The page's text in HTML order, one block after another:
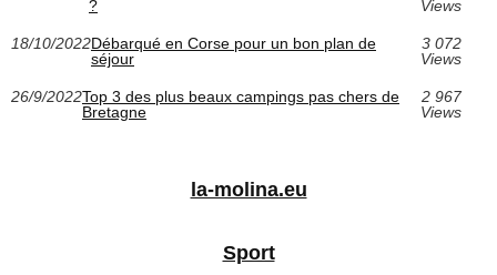
?
Views
18/10/2022Débarqué en Corse pour un bon plan de
séjour
3 072
Views
26/9/2022Top 3 des plus beaux campings pas chers de
Bretagne
2 967
Views
la-molina.eu
Sport